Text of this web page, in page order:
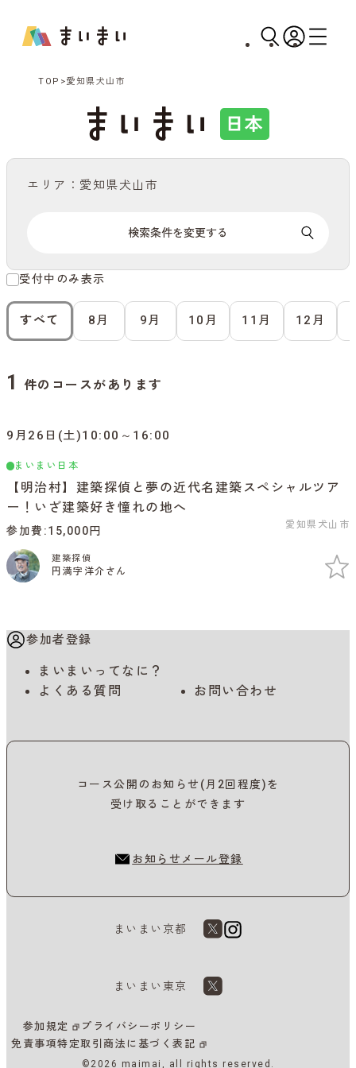
TOP 愛知県犬山市
エリア：愛知県犬山市
検索条件を変更する
受付中のみ表示
すべて 8月 9月 10月 11月 12月
1 件のコースがあります
9月26日(土)10:00～16:00
まいまい日本
【明治村】建築探偵と夢の近代名建築スペシャルツア
ー！いざ建築好き憧れの地へ
愛知県犬山市
参加費 15,000円
建築探偵
円満字洋介さん
参加者登録
まいまいってなに？
よくある質問
お問い合わせ
コース公開のお知らせ(月2回程度)を
受け取ることができます
お知らせメール登録
まいまい京都
まいまい東京
参加規定
プライバシーポリシー
免責事項特定取引商法に基づく表記
©2026 maimai, all rights reserved.